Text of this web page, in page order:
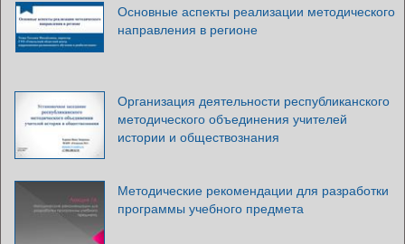
Основные аспекты реализации методического
направления в регионе
Организация деятельности республиканского
методического объединения учителей
истории и обществознания
Методические рекомендации для разработки
программы учебного предмета